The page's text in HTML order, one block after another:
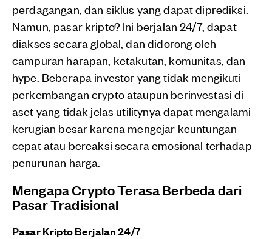
perdagangan, dan siklus yang dapat diprediksi.
Namun, pasar kripto? Ini berjalan 24/7, dapat
diakses secara global, dan didorong oleh
campuran harapan, ketakutan, komunitas, dan
hype. Beberapa investor yang tidak mengikuti
perkembangan crypto ataupun berinvestasi di
aset yang tidak jelas utilitynya dapat mengalami
kerugian besar karena mengejar keuntungan
cepat atau bereaksi secara emosional terhadap
penurunan harga.
Mengapa Crypto Terasa Berbeda dari
Pasar Tradisional
Pasar Kripto Berjalan 24/7